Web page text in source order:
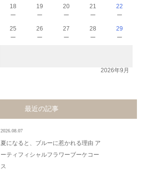
18
－
19
－
20
－
21
－
22
－
25
－
26
－
27
－
28
－
29
－
2026年9月
最近の記事
2026.08.07
夏になると、ブルーに惹かれる理由 ア
ーティフィシャルフラワーブーケコー
ス